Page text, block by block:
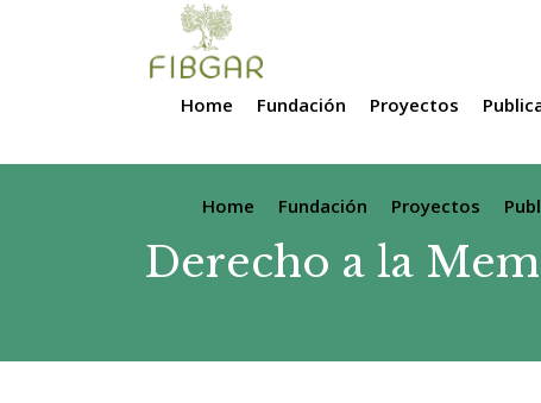
Home Fundación Proyectos
Home Fundación Proyectos
Derecho a la